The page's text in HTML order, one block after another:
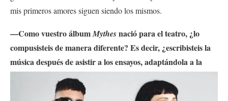
mis primeros amores siguen siendo los mismos.
—Como vuestro álbumMythesnació para el teatro, ¿lo
compusisteis de manera diferente? Es decir, ¿escribisteis la
música después de asistir a losensayos, adaptándola a la